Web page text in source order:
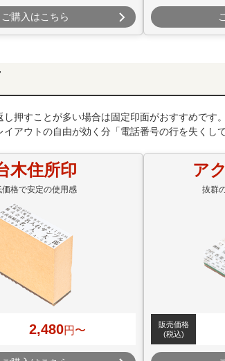
ご購入はこちら
押すことが多い場合は固定印面がおすすめです。
イアウトの自由が効く分「電話番号の行を失くし
木住所印
価格で安定の使用感
2,480円〜
ア
抜群
販売価格
(税込)